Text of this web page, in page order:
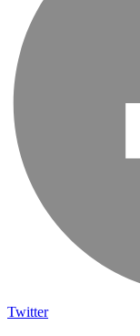
Twitter